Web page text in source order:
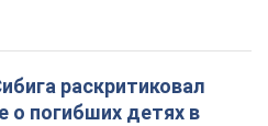
раскритиковал
о погибших детях в